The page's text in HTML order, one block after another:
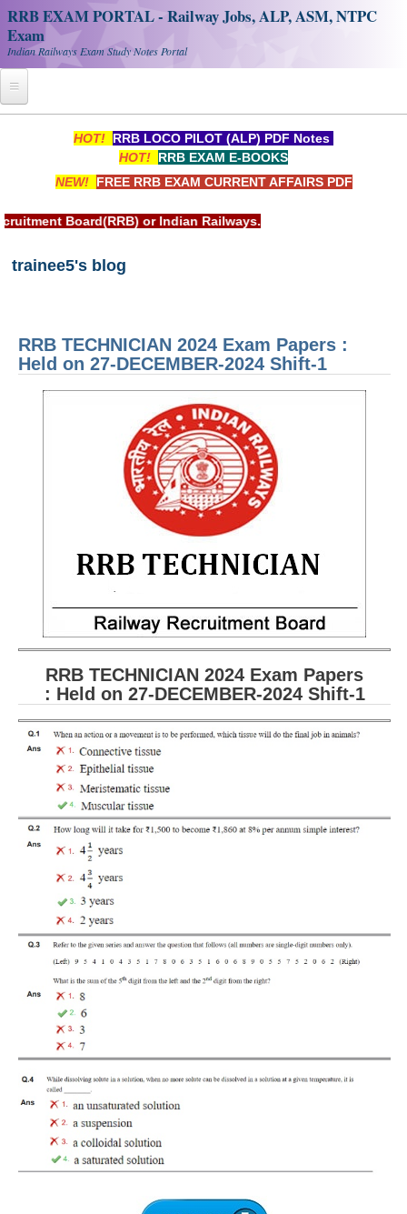
RRB EXAM PORTAL - Railway Jobs, ALP, ASM, NTPC
Exam
Indian Railways Exam Study Notes Portal
RRB Official Helpline
Study Notes
RRB NTPC CBT PDF Notes
RRB ALP(Loco Pilot) Study Kit
RRB Junior Engineer(JE) Kit
RRB Group-D Exam Study Kit
RRB लोको पायलट Study Kit
रेलवे भर्ती बोर्ड NTPC अध्ययन सामग्री
RRB RPF Constable STUDY NOTES
E-Books
ALP Exam Papers PDF
RRB ALP PSYCHO PDF
RRB NTPC Papers PDF
RRB J.E. Solved Papers
RRB Group-D Sample Papers
RRB GK Test Papers PDF
RRB EXAM : MATHS
RRB EXAM : ENGLISH
RRB Current Affairs PDF
RRB ALP
Loco Pilot Papers PDF
ALP Study Notes
ALP Study Notes (हिन्दी HINDI)
HOT! RRB LOCO PILOT (ALP) PDF Notes
HOT! RRB EXAM E-BOOKS
NEW! FREE RRB EXAM CURRENT AFFAIRS PDF
or Indian Railways.
trainee5's blog
RRB TECHNICIAN 2024 Exam Papers :
Held on 27-DECEMBER-2024 Shift-1
RRB TECHNICIAN 2024 Exam Papers
: Held on 27-DECEMBER-2024 Shift-1